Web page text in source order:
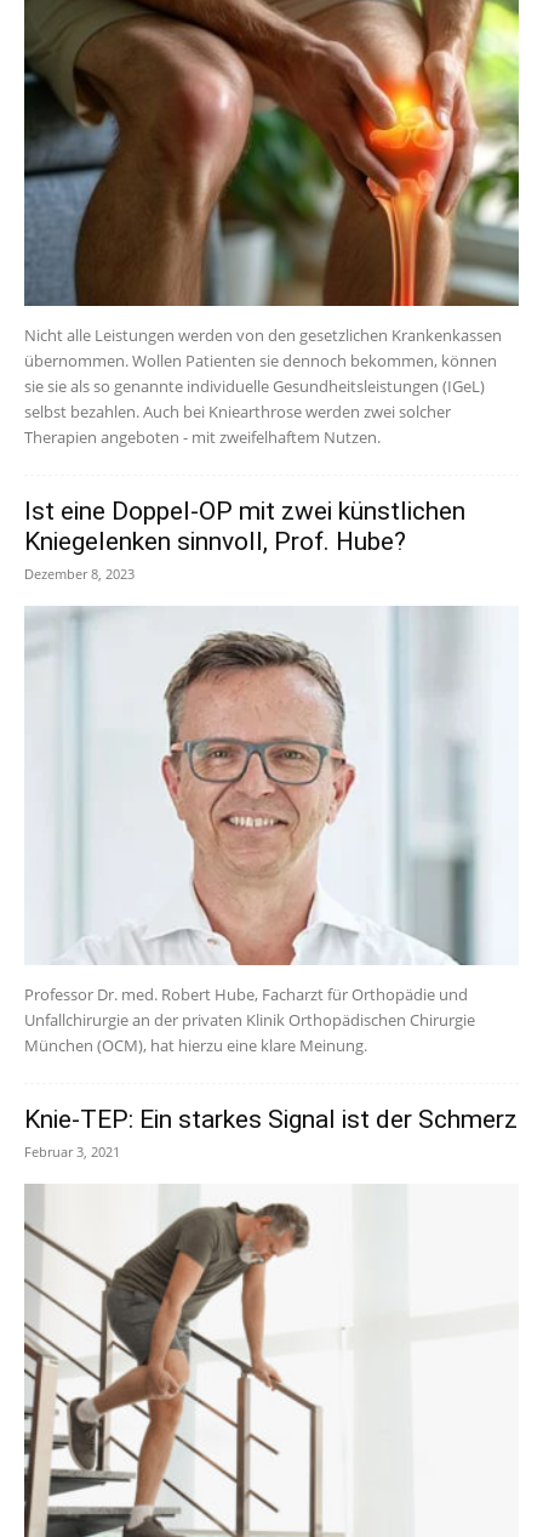
Nicht alle Leistungen werden von den gesetzlichen Krankenkassen
übernommen. Wollen Patienten sie dennoch bekommen, können
sie sie als so genannte individuelle Gesundheitsleistungen (IGeL)
selbst bezahlen. Auch bei Kniearthrose werden zwei solcher
Therapien angeboten - mit zweifelhaftem Nutzen.
Ist eine Doppel-OP mit zwei künstlichen
Kniegelenken sinnvoll, Prof. Hube?
Dezember 8, 2023
Professor Dr. med. Robert Hube, Facharzt für Orthopädie und
Unfallchirurgie an der privaten Klinik Orthopädischen Chirurgie
München (OCM), hat hierzu eine klare Meinung.
Knie-TEP: Ein starkes Signal ist der Schmerz
Februar 3, 2021